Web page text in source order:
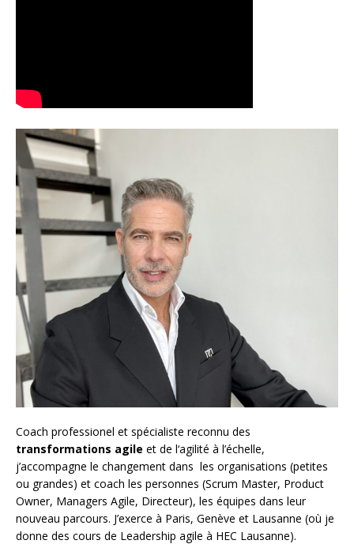
Coach professionel et spécialiste reconnu des
transformations agile et de l‘agilité à l’échelle,
j’accompagne le changement dans les organisations (petites
ou grandes) et coach les personnes (Scrum Master, Product
Owner, Managers Agile, Directeur), les équipes dans leur
nouveau parcours. J’exerce à Paris, Genève et Lausanne (où je
donne des cours de Leadership agile à HEC Lausanne).